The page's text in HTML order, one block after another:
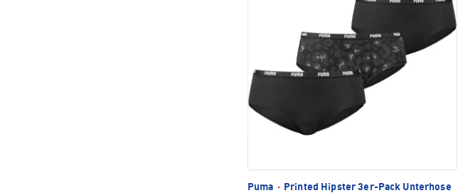
Puma ·
Printed Hipster 3er-Pack Unterhose